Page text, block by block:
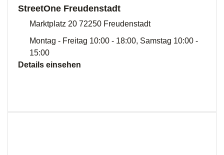
StreetOne Freudenstadt
Marktplatz 20 72250 Freudenstadt
Montag - Freitag 10:00 - 18:00, Samstag 10:00 -
15:00
Details einsehen